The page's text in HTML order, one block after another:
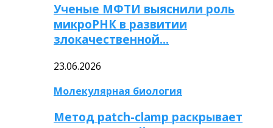
Ученые МФТИ выяснили роль
микроРНК в развитии
злокачественной…
23.06.2026
Молекулярная биология
Метод patch-clamp раскрывает